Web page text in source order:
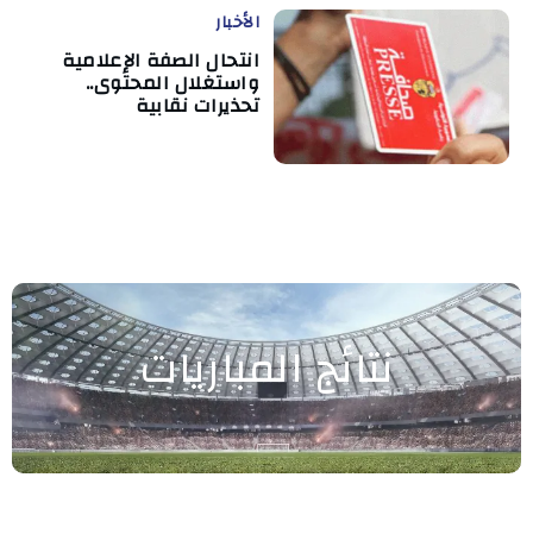
الأخبار
انتحال الصفة الإعلامية
واستغلال المحتوى..
تحذيرات نقابية
نتائج المباريات